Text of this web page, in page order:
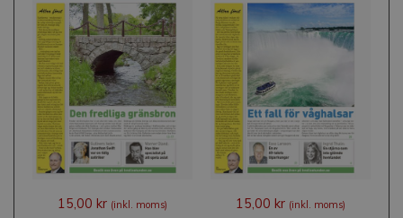
15,00 kr (inkl. moms) 15,00 kr (inkl. moms)